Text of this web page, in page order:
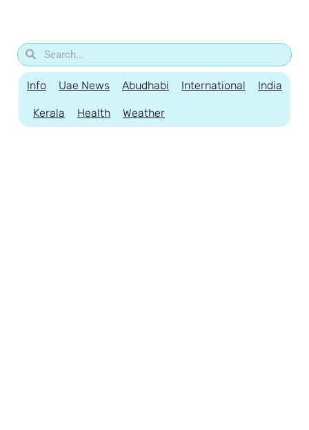
Info Uae News Abudhabi International India
Kerala Health Weather